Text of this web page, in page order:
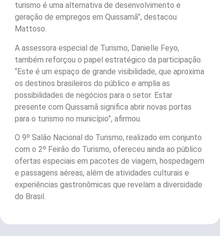
turismo é uma alternativa de desenvolvimento e
geração de empregos em Quissamã”, destacou
Mattoso.
A assessora especial de Turismo, Danielle Feyo,
também reforçou o papel estratégico da participação.
“Este é um espaço de grande visibilidade, que aproxima
os destinos brasileiros do público e amplia as
possibilidades de negócios para o setor. Estar
presente com Quissamã significa abrir novas portas
para o turismo no município”, afirmou.
O 9º Salão Nacional do Turismo, realizado em conjunto
com o 2º Feirão do Turismo, ofereceu ainda ao público
ofertas especiais em pacotes de viagem, hospedagem
e passagens aéreas, além de atividades culturais e
experiências gastronômicas que revelam a diversidade
do Brasil.